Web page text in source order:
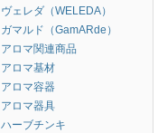
ヴェレダ（WELEDA）
ガマルド（GamARde）
アロマ関連商品
アロマ基材
アロマ容器
アロマ器具
ハーブチンキ